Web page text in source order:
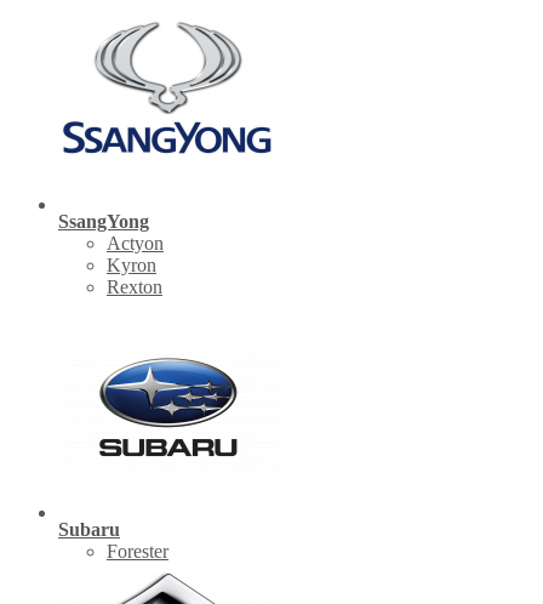
SsangYong
Actyon
Kyron
Rexton
Subaru
Forester